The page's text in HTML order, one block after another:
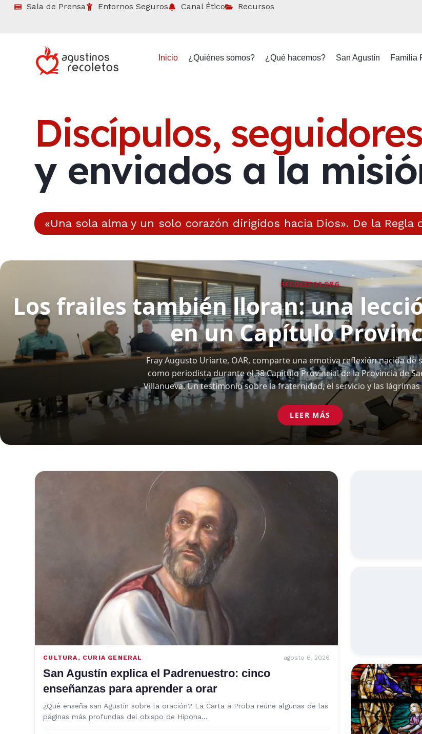
Sala de Prensa Entornos Seguros Canal Ético Recursos
Inicio ¿Quiénes somos? ¿Qué hacemos? San Agustín Familia
Discípulos, seguidores
y enviados a la
«Una sola alma y un solo corazón dirigidos hacia Dios». De la Regla
CULTURA , CURIA GENERAL agosto 6, 2026
San Agustín explica el Padrenuestro: cinco
enseñanzas para aprender a orar
¿Qué enseña san Agustín sobre la oración? La Carta a Proba reúne algunas de las
páginas más profundas del obispo de Hipona…